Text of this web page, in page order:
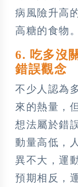
病風險升高
高糖的食物。
6. 吃多沒
錯誤觀念
不少人認為
來的熱量，
想法屬於錯
動量高低，
異不大，運
預期相反，